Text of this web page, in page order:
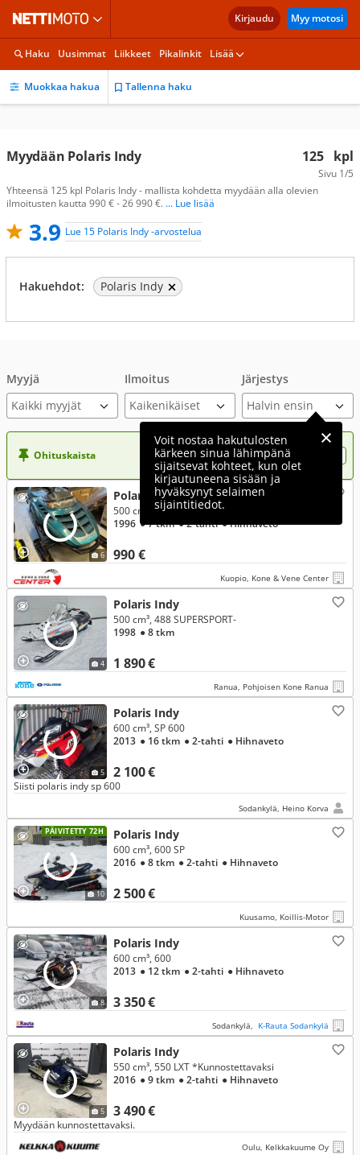
Kirjaudu Myy motosi
Haku Uusimmat Liikkeet Pikalinkit Lisää
Muokkaa hakua Tallenna haku
125 kpl
Sivu 1/5
Myydään Polaris Indy
Yhteensä 125 kpl Polaris Indy - mallista kohdetta myydään alla olevien
ilmoitusten kautta 990 € - 26 990 €. ... Lue lisää
3.9 Lue 15 Polaris Indy -arvostelua
Hakuehdot: Polaris Indy
Myyjä
Kaikki myyjät
Ilmoitus Järjestys
Voit nostaa hakutulosten
kärkeen sinua lähimpänä
sijaitsevat kohteet, kun olet
kirjautuneena sisään ja
hyväksynyt selaimen
sijaintitiedot.
Ohituskaista Nosta ilmoituksesi tähän?
6
Polaris Indy
990 €
500 cm³, TRAIL
1996 ● 7 tkm● 2-tahti● Hihnaveto
Kuopio, Kone & Vene Center
4
Polaris Indy
1 890 €
500 cm³, 488 SUPERSPORT-
1998 ● 8 tkm
Ranua, Pohjoisen Kone Ranua
5
Polaris Indy
2 100 €
600 cm³, SP 600
2013 ● 16 tkm ● 2-tahti ● Hihnaveto
Siisti polaris indy sp 600
Sodankylä, Heino Korva
PÄIVITETTY 72H
10
Polaris Indy
2 500 €
600 cm³, 600 SP
2016 ● 8 tkm ● 2-tahti ● Hihnaveto
Kuusamo, Koillis-Motor
8
Polaris Indy
3 350 €
600 cm³, 600
2013 ● 12 tkm ● 2-tahti ● Hihnaveto
Sodankylä, K-Rauta Sodankylä
5
Polaris Indy
3 490 €
550 cm³, 550 LXT *Kunnostettavaksi
2016 ● 9 tkm ● 2-tahti ● Hihnaveto
Myydään kunnostettavaksi.
Oulu, Kelkkakuume Oy